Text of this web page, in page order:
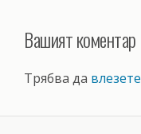
Вашият коментар
Трябва да влезете